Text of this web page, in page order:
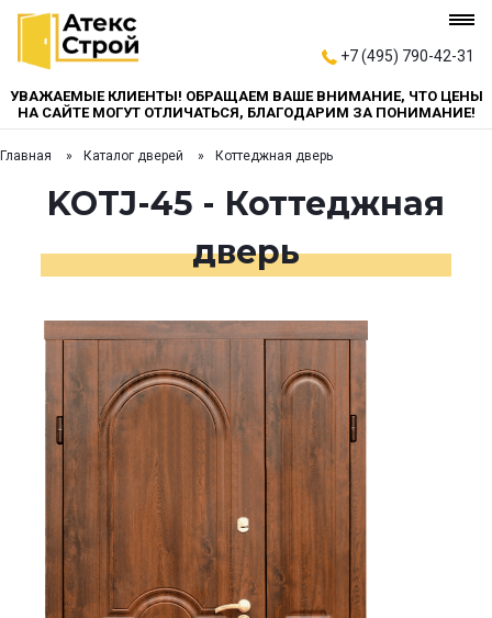
+7 (495) 790-42-31
УВАЖАЕМЫЕ КЛИЕНТЫ! ОБРАЩАЕМ ВАШЕ ВНИМАНИЕ, ЧТО ЦЕНЫ
НА САЙТЕ МОГУТ ОТЛИЧАТЬСЯ, БЛАГОДАРИМ ЗА ПОНИМАНИЕ!
Главная Каталог дверей Коттеджная дверь
KOTJ-45 - Коттеджная
дверь